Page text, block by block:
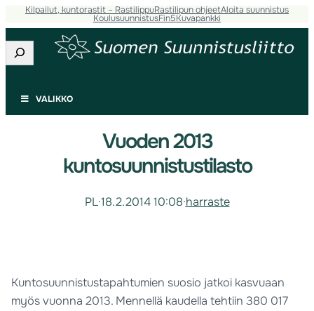
Kilpailut, kuntorastit – RastilippuRastilipun ohjeetAloita suunnistus
KoulusuunnistusFin5Kuvapankki
Etsi
VALIKKO
Vuoden 2013
kuntosuunnistustilasto
PL·18.2.2014 10:08·harraste
Kuntosuunnistustapahtumien suosio jatkoi kasvuaan
myös vuonna 2013. Mennellä kaudella tehtiin 380 017